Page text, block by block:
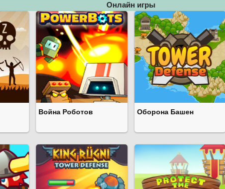
Онлайн игры
Война Роботов Оборона Башен